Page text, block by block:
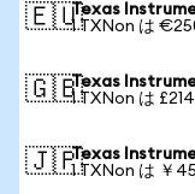
🇪🇺Texas
1 TXNon は
🇬🇧Texas
1 TXNon は
🇯🇵Texas
1 TXNon は ￥